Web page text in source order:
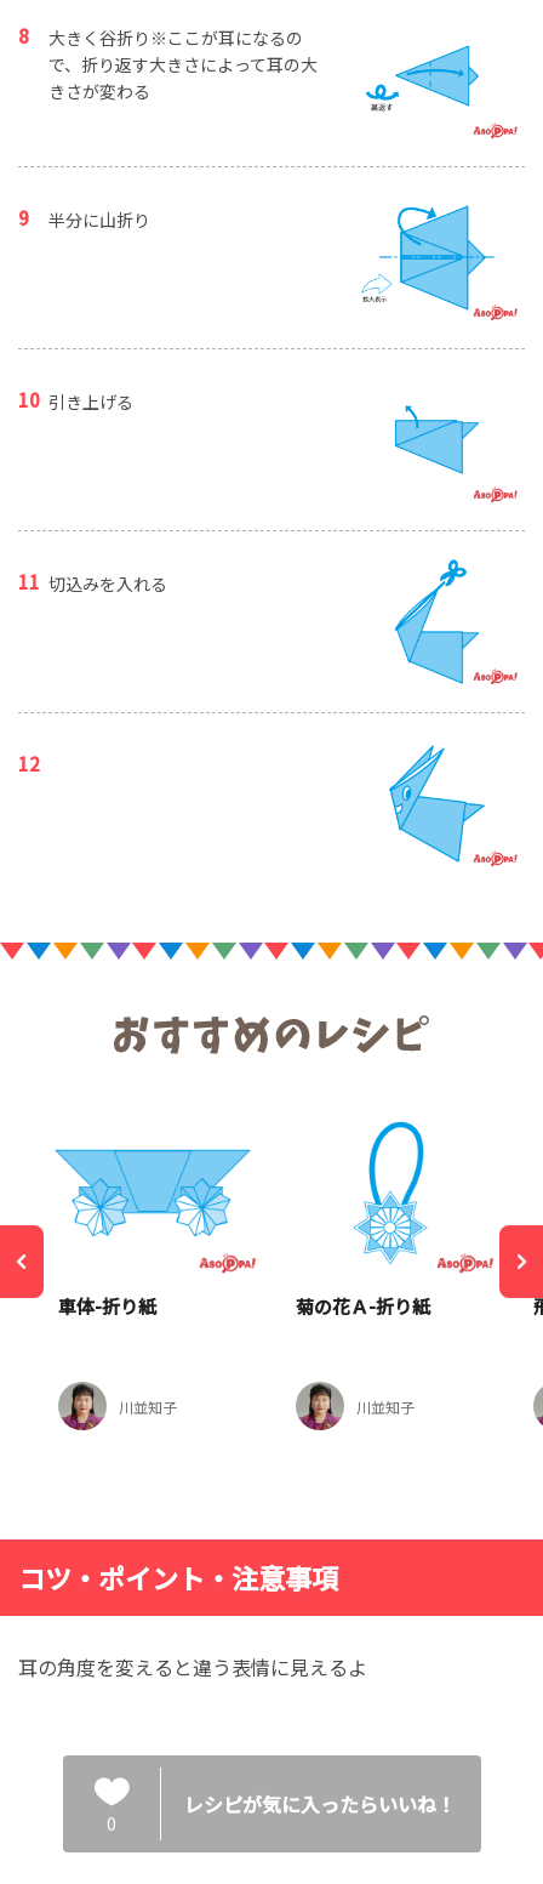
大きく谷折り※ここが耳になるの
で、折り返す大きさによって耳の大
きさが変わる
半分に山折り
引き上げる
切込みを入れる
車体-折り紙
川並知子
菊の花Ａ-折り紙
川並知子
コツ・ポイント・注意事項
耳の角度を変えると違う表情に見えるよ
0
レシピが気に入ったらいいね！